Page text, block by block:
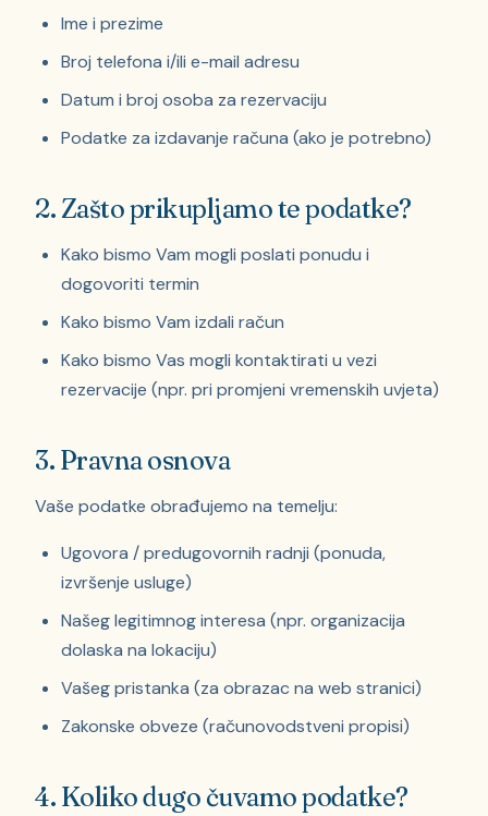
Ime i prezime
Broj telefona i/ili e-mail adresu
Datum i broj osoba za rezervaciju
Podatke za izdavanje računa (ako je potrebno)
2. Zašto prikupljamo te podatke?
Kako bismo Vam mogli poslati ponudu i
dogovoriti termin
Kako bismo Vam izdali račun
Kako bismo Vas mogli kontaktirati u vezi
rezervacije (npr. pri promjeni vremenskih uvjeta)
3. Pravna osnova
Vaše podatke obrađujemo na temelju:
Ugovora / predugovornih radnji (ponuda,
izvršenje usluge)
Našeg legitimnog interesa (npr. organizacija
dolaska na lokaciju)
Vašeg pristanka (za obrazac na web stranici)
Zakonske obveze (računovodstveni propisi)
4. Koliko dugo čuvamo podatke?